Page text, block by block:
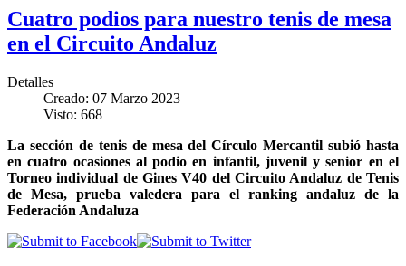
Cuatro podios para nuestro tenis de mesa
en el Circuito Andaluz
Detalles
Creado: 07 Marzo 2023
Visto: 668
La sección de tenis de mesa del Círculo Mercantil subió hasta
en cuatro ocasiones al podio en infantil, juvenil y senior en el
Torneo individual de Gines V40 del Circuito Andaluz de Tenis
de Mesa, prueba valedera para el ranking andaluz de la
Federación Andaluza